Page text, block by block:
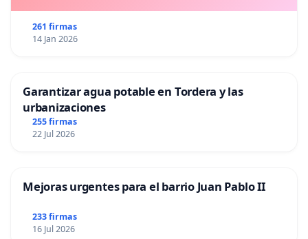
261 firmas
14 Jan 2026
Garantizar agua potable en Tordera y las
urbanizaciones
255 firmas
22 Jul 2026
Mejoras urgentes para el barrio Juan Pablo II
233 firmas
16 Jul 2026